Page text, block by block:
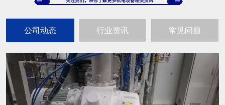
公司动态 行业资讯 常见问题